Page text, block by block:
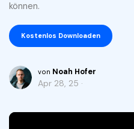
Support
Mobile App
PDFelement für Android
PDF kommentieren
PDF kombinieren
Top PDF-Software
Mac-Software
10p+ Unternehmen
können.
Kostenlos Downloaden
von Noah Hofer
Apr 28, 25 ·